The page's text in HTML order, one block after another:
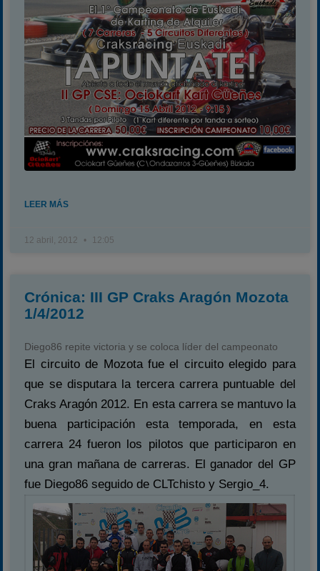
LEER MÁS
12 abril, 2012 12:05
Crónica: III GP Craks Aragón Mozota
1/4/2012
Diego86 repite victoria y se coloca líder del campeonato
El circuito de Mozota fue el circuito elegido para
que se disputara la tercera carrera puntuable del
Craks Aragón 2012. En esta carrera se mantuvo la
buena participación esta temporada, en esta
carrera 24 fueron los pilotos que participaron en
una gran mañana de carreras. El ganador del GP
fue Diego86 seguido de CLTchisto y Sergio_4.